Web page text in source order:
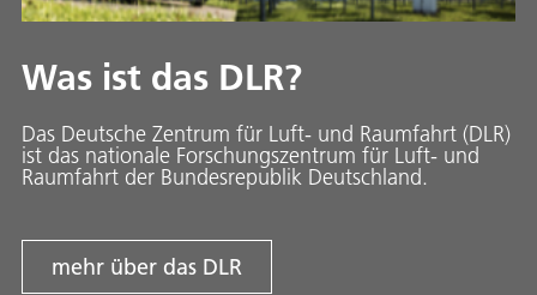
Was ist das DLR?
Das Deutsche Zentrum für Luft- und Raumfahrt (DLR)
ist das nationale Forschungszentrum für Luft- und
Raumfahrt der Bundesrepublik Deutschland.
mehr über das DLR